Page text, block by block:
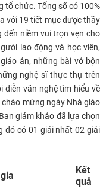
tổ chức. Tổng số có 100%
với 19 tiết mục được thầy
niềm vui trọn vẹn cho
lao động và học viên,
án, những bài vở bộn
nghệ sĩ thực thụ trên
diễn văn nghệ tìm hiểu về
mừng ngày Nhà giáo
giám khảo đã lựa chọn
đó có 01 giải nhất 02 giải
Kết
quả